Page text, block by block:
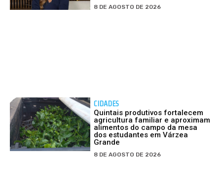
8 DE AGOSTO DE 2026
CIDADES
Quintais produtivos fortalecem
agricultura familiar e aproximam
alimentos do campo da mesa
dos estudantes em Várzea
Grande
8 DE AGOSTO DE 2026